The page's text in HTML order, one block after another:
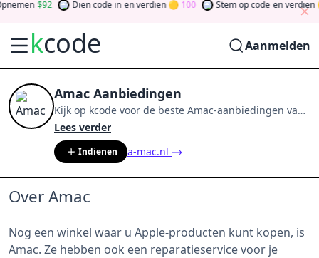
92 Dien code in en verdien 100 Stem op code en verdien
kcode Aanmelden
Amac Aanbiedingen
Kijk op kcode voor de beste Amac-aanbiedingen van
aug 2026. Word lid van de community
tokens door bij te dragen via stemmen, testen, delen
en meer. Drehen Sie den Glücksklee
Sie Geld
Lees verder
Indienen a-mac.nl
Over Amac
Nog een winkel waar u Apple-producten kunt kopen, is
Amac. Ze hebben ook een reparatieservice voor je